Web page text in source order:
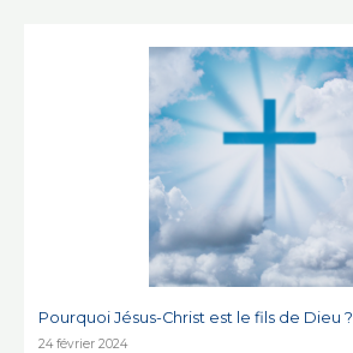
Pourquoi Jésus-Christ est le fils de Dieu ?
24 février 2024